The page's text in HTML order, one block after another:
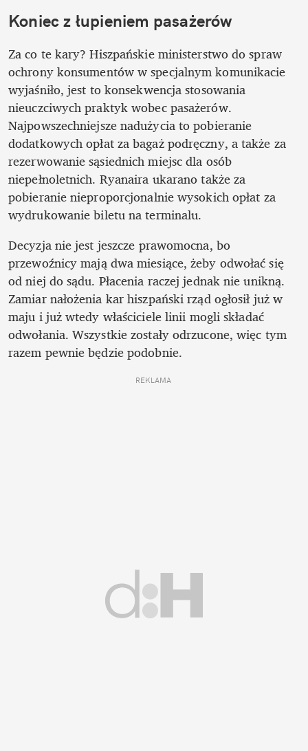
Koniec z łupieniem pasażerów
Za co te kary? Hiszpańskie ministerstwo do spraw
ochrony konsumentów w specjalnym komunikacie
wyjaśniło, jest to konsekwencja stosowania
nieuczciwych praktyk wobec pasażerów.
Najpowszechniejsze nadużycia to pobieranie
dodatkowych opłat za bagaż podręczny, a także za
rezerwowanie sąsiednich miejsc dla osób
niepełnoletnich. Ryanaira ukarano także za
pobieranie nieproporcjonalnie wysokich opłat za
wydrukowanie biletu na terminalu.
Decyzja nie jest jeszcze prawomocna, bo
przewoźnicy mają dwa miesiące, żeby odwołać się
od niej do sądu. Płacenia raczej jednak nie unikną.
Zamiar nałożenia kar hiszpański rząd ogłosił już w
maju i już wtedy właściciele linii mogli składać
odwołania. Wszystkie zostały odrzucone, więc tym
razem pewnie będzie podobnie.
REKLAMA